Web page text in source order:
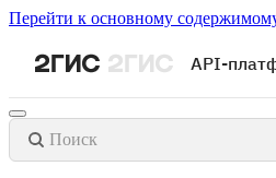
Перейти к основному
API-
Поиск